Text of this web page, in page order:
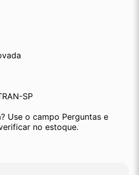
SP
Use o campo Perguntas e
no estoque.